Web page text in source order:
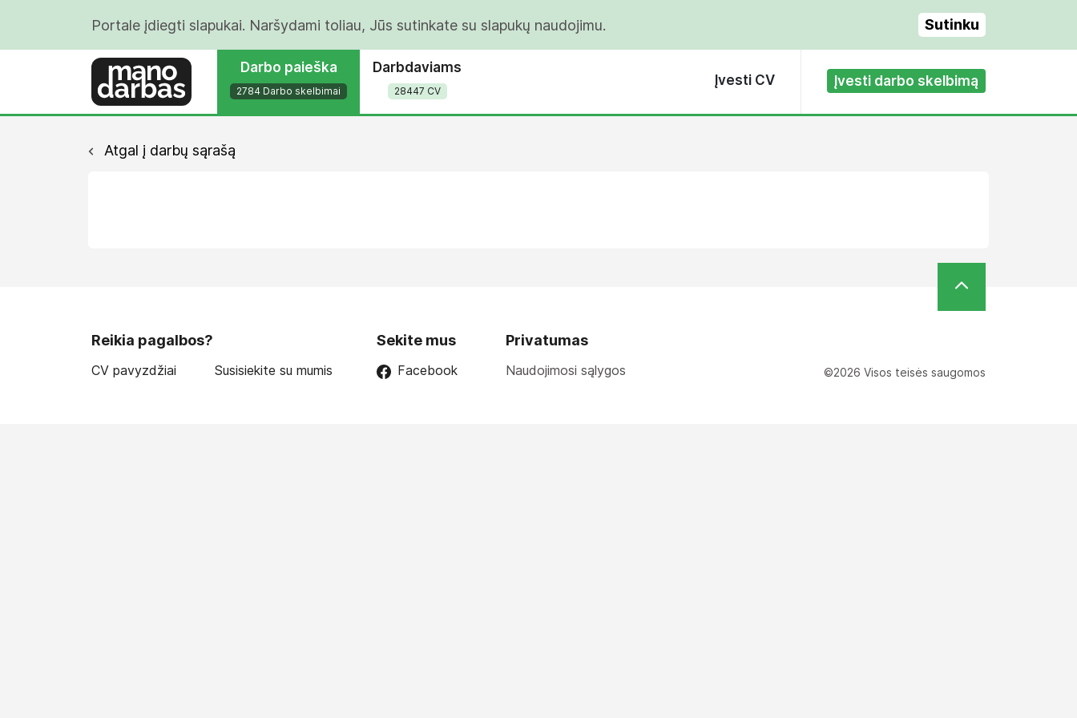
Portale įdiegti slapukai. Naršydami toliau, Jūs sutinkate su slapukų naudojimu. Sutinku
Darbo paieška
2784 Darbo skelbimai
Darbdaviams
28447 CV
Įvesti CV Įvesti darbo skelbimą
Atgal į darbų sąrašą
Reikia pagalbos?
CV pavyzdžiai Susisiekite su mumis
Sekite mus
Facebook
Privatumas
Naudojimosi sąlygos ©2026 Visos teisės saugomos